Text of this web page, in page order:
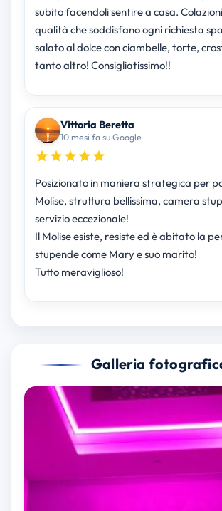
subito facendoli sentire a casa.
qualità che soddisfano ogni richiesta
salato al dolce con ciambelle, torte,
tanto altro! Consigliatissimo!!
Vittoria Beretta
10 mesi fa su Google
Posizionato in maniera strategica per
Molise, struttura bellissima, camera
servizio eccezionale!
Il Molise esiste, resiste ed è abitato la
stupende come Mary e suo marito!
Tutto meraviglioso!
Galleria